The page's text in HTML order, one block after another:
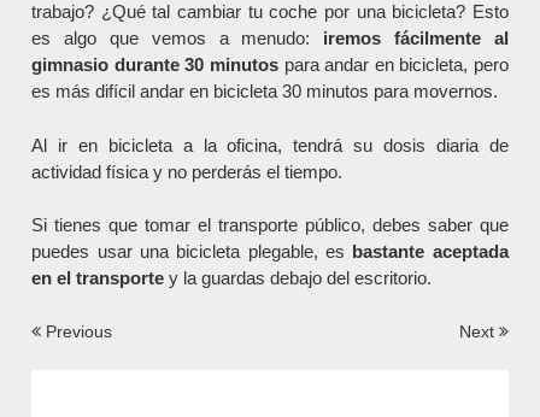
trabajo? ¿Qué tal cambiar tu coche por una bicicleta? Esto
es algo que vemos a menudo: iremos fácilmente al
gimnasio durante 30 minutospara andar en bicicleta, pero
es más difícil andar en bicicleta 30 minutos para movernos.
Al ir en bicicleta a la oficina, tendrá su dosis diaria de
actividad física y no perderás el tiempo.
Si tienes que tomar el transporte público, debes saber que
puedes usar una bicicleta plegable, es bastante aceptada
en el transporte y la guardas debajo del escritorio.
Navegación
Previous Next